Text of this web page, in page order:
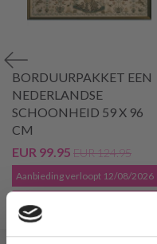
BORDUURPAKKET EEN
NEDERLANDSE
SCHOONHEID 59 X 96
CM
EUR 99.95 EUR 124.95
Aanbieding verloopt 12/08/2026
Voeg toe aan winkelwagen